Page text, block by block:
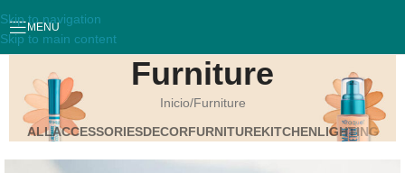
Skip to navigation
Skip to main content
MENU
Furniture
Inicio Furniture
ALLACCESSORIESDECORFURNITUREKITCHENLIGHTING